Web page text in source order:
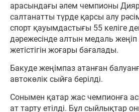
арасындағы әлем чемпионы Дияр
салтанатты түрде қарсы алу
спорт қауымдастығы 55 келіге
дәрежесінде алтын медаль
жетістігін жоғары бағалады.
Бакуде жеңімпаз атанған
автокөлік сыйға берілді.
Сонымен қатар жас чемпионға
ат тарту етілді. Бұл сыйлықтар